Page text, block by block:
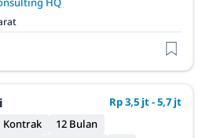
Rp 3,5 jt - 5,7 jt
Kontrak
12 Bulan